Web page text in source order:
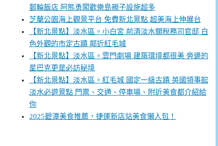
郵輪飯店 阿熊勇闖歡樂島親子設施超多
芝蘭公園海上觀景平台 免費新北景點 超美海上伸展台
【新北景點】淡水區。小白宮 前清淡水關稅務司官邸 白
色外觀的市定古蹟 鄰近紅毛城
【新北景點】淡水區。雲門劇場 建築環境都很美 旁邊的
星巴克更是必訪秘境
【新北景點】淡水區。紅毛城 國定一級古蹟 英國領事館
淡水必遊景點 門票、交通、停車場、附近美食都介紹給
你
2025碧潭美食推薦，捷運新店站美食懶人包！